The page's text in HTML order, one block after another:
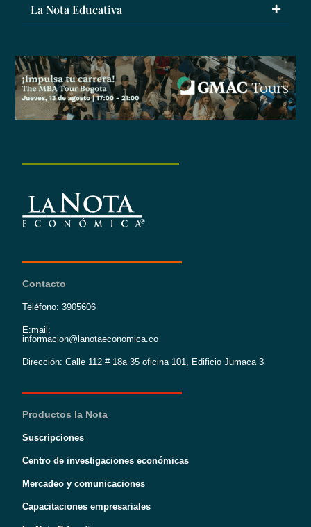
La Nota Educativa
Contacto
Teléfono: 3905606
E:mail:
informacion@lanotaeconomica.co
Dirección: Calle 112 # 18a 35 oficina 101, Edificio Jumaca 3
Productos la Nota
Suscripciones
Centro de investigaciones económicas
Mercadeo y comunicaciones
Capacitaciones empresariales